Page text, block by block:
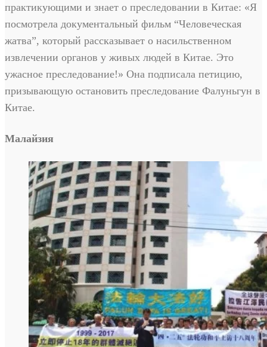
практикующими и знает о преследовании в Китае: «Я
посмотрела документальный фильм “Человеческая
жатва”, который рассказывает о насильственном
извлечении органов у живых людей в Китае. Это
ужасное преследование!» Она подписала петицию,
призывающую остановить преследование Фалуньгун в
Китае.
Малайзия